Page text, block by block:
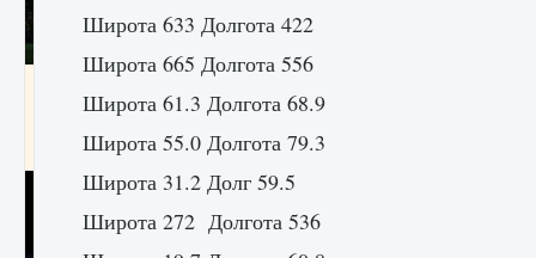
которая не работает
9 августа 2024 1 370
Широта 633 Долгота 422
Широта 665 Долгота 556
Широта 61.3 Долгота 68.9
Широта 55.0 Долгота 79.3
Широта 31.2 Долг 59.5
Широта 272 Долгота 536